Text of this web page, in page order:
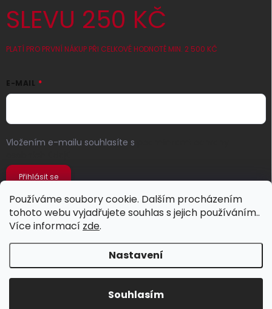
Používáme soubory cookie. Dalším procházením
tohoto webu vyjadřujete souhlas s jejich používáním..
Více informací zde.
Nastavení
Souhlasím
SLEVU 250 KČ
PLATÍ PRO PRVNÍ NÁKUP PŘI CELKOVÉ HODNOTĚ MIN. 2 500 KČ
E-MAIL
Vložením e-mailu souhlasíte s
Přihlásit se
Jeans Store. Všechna práva vyhrazena.